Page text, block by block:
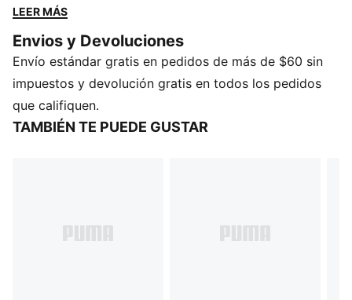
dobladillo acanalados. Perfecta para cualquier día
CARACTERÍSTICAS Y BENEFICIOS
Producto fabricado con al menos un 50 % de
materiales reciclados
DETALLES
Ajuste regular
LEER MÁS
Envios y Devoluciones
Envío estándar gratis en pedidos de más de $60 sin
impuestos y devolución gratis en todos los pedidos
que califiquen.
TAMBIÉN TE PUEDE GUSTAR